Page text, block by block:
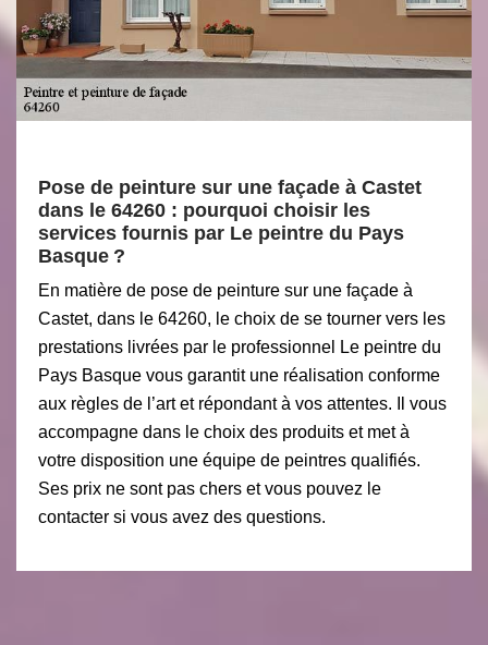
Pose de peinture sur une façade à Castet
dans le 64260 : pourquoi choisir les
services fournis par Le peintre du Pays
Basque ?
En matière de pose de peinture sur une façade à
Castet, dans le 64260, le choix de se tourner vers les
prestations livrées par le professionnel Le peintre du
Pays Basque vous garantit une réalisation conforme
aux règles de l’art et répondant à vos attentes. Il vous
accompagne dans le choix des produits et met à
votre disposition une équipe de peintres qualifiés.
Ses prix ne sont pas chers et vous pouvez le
contacter si vous avez des questions.